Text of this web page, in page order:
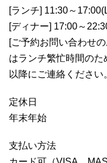
[ランチ] 11:30～
[ディナー] 17:00～
[ご予約お問い合わせ
はランチ繁忙時間の
以降にご連絡くださ
定休日
年末年始
支払い方法